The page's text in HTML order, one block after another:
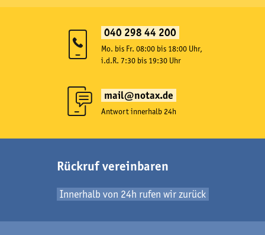
040 298 44 200
Mo. bis Fr. 08:00 bis 18:00 Uhr,
i.d.R. 7:30 bis 19:30 Uhr
mail@notax.de
Antwort innerhalb 24h
Rückruf vereinbaren
Innerhalb von 24h rufen wir zurück